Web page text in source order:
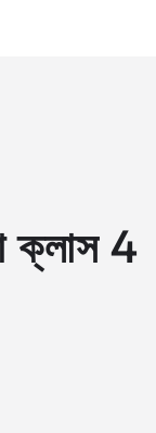
ক্লাস 4